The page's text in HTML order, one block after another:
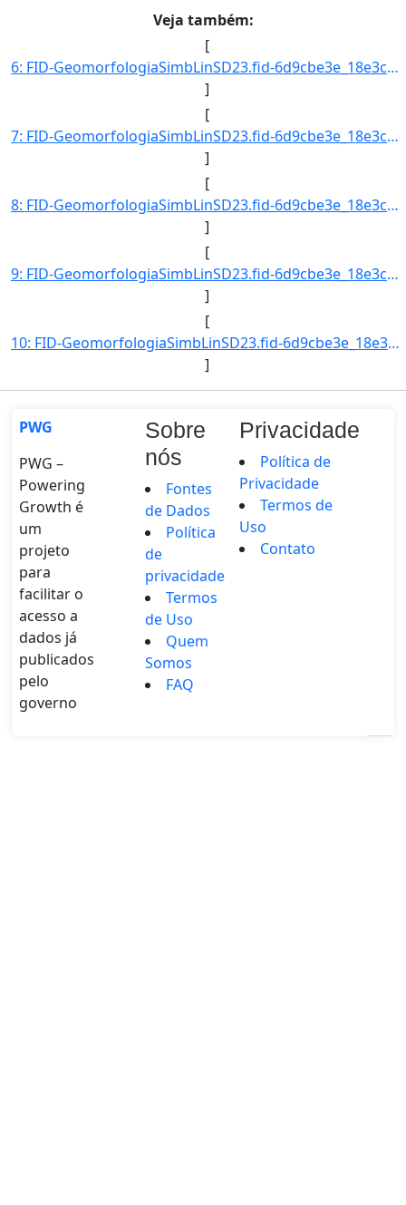
Veja também:
[
6: FID-GeomorfologiaSimbLinSD23.fid-6d9cbe3e_18e3cb6078c_-6860-Folha-SD23-Codigo_Grupo_Genese-4-Nome_Gr]
]
[
7: FID-GeomorfologiaSimbLinSD23.fid-6d9cbe3e_18e3cb6078c_-685f-Folha-SD23-Codigo_Grupo_Genese-4-Nome_Gr]
]
[
8: FID-GeomorfologiaSimbLinSD23.fid-6d9cbe3e_18e3cb6078c_-685e-Folha-SD23-Codigo_Grupo_Genese-4-Nome_Gr]
]
[
9: FID-GeomorfologiaSimbLinSD23.fid-6d9cbe3e_18e3cb6078c_-685d-Folha-SD23-Codigo_Grupo_Genese-4-Nome_Gr]
]
[
10: FID-GeomorfologiaSimbLinSD23.fid-6d9cbe3e_18e3cb6078c_-685c-Folha-SD23-Codigo_Grupo_Genese-4-Nome_Gr]
]
PWG
PWG –
Powering
Growth é
um
projeto
para
facilitar o
acesso a
dados já
publicados
pelo
governo
Sobre
nós
Fontes
de Dados
Política
de
privacidade
Termos
de Uso
Quem
Somos
FAQ
Privacidade
Política de
Privacidade
Termos de
Uso
Contato